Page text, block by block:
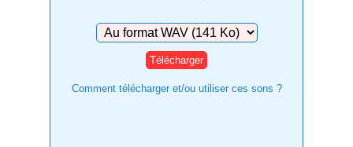
Télécharger
Comment télécharger et/ou utiliser ces sons ?